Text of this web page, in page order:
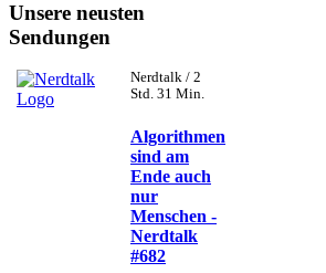
Unsere neusten
Sendungen
Nerdtalk / 2
Std. 31 Min.
Algorithmen
sind am
Ende auch
nur
Menschen -
Nerdtalk
#682